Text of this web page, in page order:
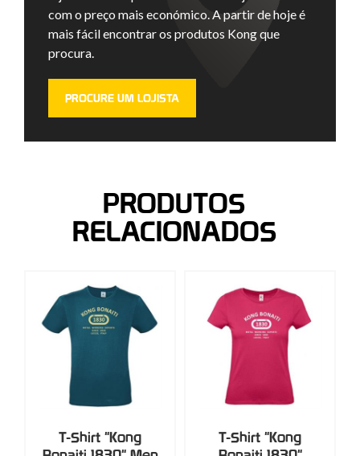
com o preço mais económico. A partir de hoje é
mais fácil encontrar os produtos Kong que
procura.
PROCURE UM LOJISTA
PRODUTOS
RELACIONADOS
T-Shirt "Kong
T-Shirt "Kong